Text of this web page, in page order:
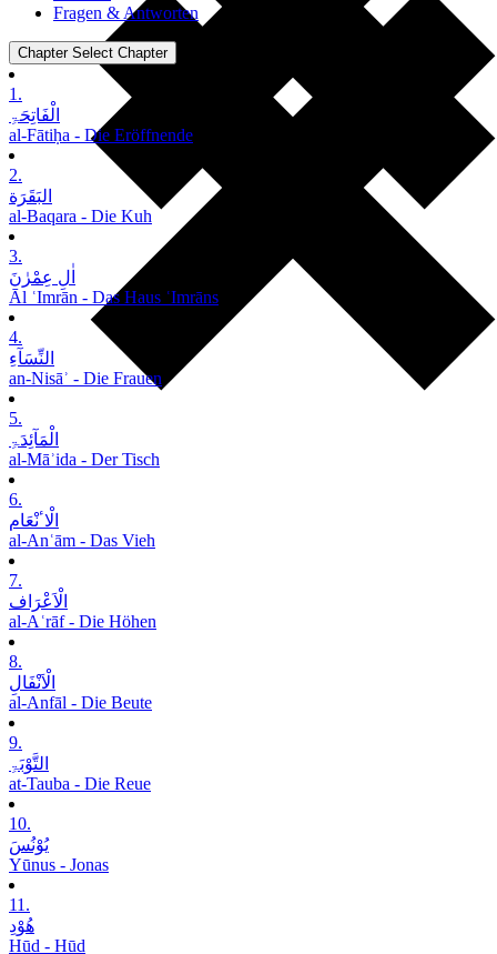
Fragen & Antworten
Chapter Select Chapter
1.
الْفَاتِحَۃِ
al-Fātiḥa - Die Eröffnende
2.
البَقَرَة
al-Baqara - Die Kuh
3.
اٰلِ عِمْرٰنَ
Āl ʿImrān - Das Haus ʿImrāns
4.
النِّسَآءِ
an-Nisāʾ - Die Frauen
5.
الْمَآئِدَۃِ
al-Māʾida - Der Tisch
6.
الْاٴنْعَام
al-Anʿām - Das Vieh
7.
الْاَعْرَاف
al-Aʿrāf - Die Höhen
8.
الْاَنْفَالِ
al-Anfāl - Die Beute
9.
التَّوْبَۃِ
at-Tauba - Die Reue
10.
یُوْنُسَ
Yūnus - Jonas
11.
ھُوْدِ
Hūd - Hūd